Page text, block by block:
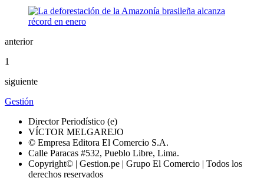
anterior
1
siguiente
Gestión
Director Periodístico (e)
VÍCTOR MELGAREJO
© Empresa Editora El Comercio S.A.
Calle Paracas #532, Pueblo Libre, Lima.
Copyright© | Gestion.pe | Grupo El Comercio | Todos los
derechos reservados